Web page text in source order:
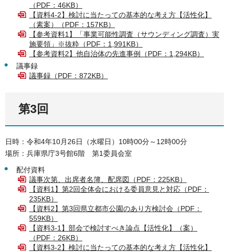
（PDF：46KB）
【資料4-2】検討に当たっての基本的な考え方【活性化】
（素案）（PDF：157KB）
【参考資料1】「事業可能性調査（サウンディング調査）実
施要領」※抜粋（PDF：1,991KB）
【参考資料2】他自治体の先進事例（PDF：1,294KB）
議事録
議事録（PDF：872KB）
第3回
日時：令和4年10月26日（水曜日）10時00分～12時00分
場所：兵庫県庁3号館6階 第1委員会室
配付資料
議事次第、出席者名簿、配席図（PDF：225KB）
【資料1】第2回全体会における委員意見と対応（PDF：
235KB）
【資料2】第3回県立都市公園のあり方検討会（PDF：
559KB）
【資料3-1】部会で検討すべき論点【活性化】（案）
（PDF：26KB）
【資料3-2】検討に当たっての基本的な考え方【活性化】